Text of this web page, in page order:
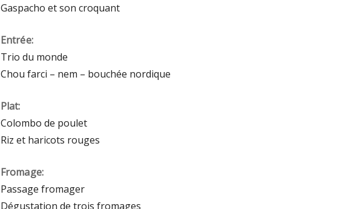
Gaspacho et son croquant
Entrée:
Trio du monde
Chou farci – nem – bouchée nordique
Plat:
Colombo de poulet
Riz et haricots rouges
Fromage:
Passage fromager
Dégustation de trois fromages